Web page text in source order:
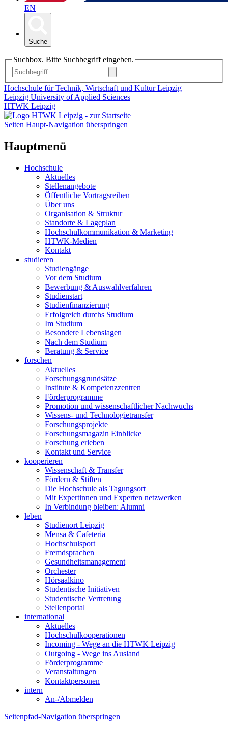
EN
Suche
Suchbox. Bitte Suchbegriff eingeben.
Hochschule für Technik, Wirtschaft und Kultur Leipzig
Leipzig University of Applied Sciences
HTWK Leipzig
Seiten Haupt-Navigation überspringen
Hauptmenü
Hochschule
Aktuelles
Stellenangebote
Öffentliche Vortragsreihen
Über uns
Organisation & Struktur
Standorte & Lageplan
Hochschulkommunikation & Marketing
HTWK-Medien
Kontakt
studieren
Studiengänge
Vor dem Studium
Bewerbung & Auswahlverfahren
Studienstart
Studienfinanzierung
Erfolgreich durchs Studium
Im Studium
Besondere Lebenslagen
Nach dem Studium
Beratung & Service
forschen
Aktuelles
Forschungsgrundsätze
Institute & Kompetenzzentren
Förderprogramme
Promotion und wissenschaftlicher Nachwuchs
Wissens- und Technologietransfer
Forschungsprojekte
Forschungsmagazin Einblicke
Forschung erleben
Kontakt und Service
kooperieren
Wissenschaft & Transfer
Fördern & Stiften
Die Hochschule als Tagungsort
Mit Expertinnen und Experten netzwerken
In Verbindung bleiben: Alumni
leben
Studienort Leipzig
Mensa & Cafeteria
Hochschulsport
Fremdsprachen
Gesundheitsmanagement
Orchester
Hörsaalkino
Studentische Initiativen
Studentische Vertretung
Stellenportal
international
Aktuelles
Hochschulkooperationen
Incoming - Wege an die HTWK Leipzig
Outgoing - Wege ins Ausland
Förderprogramme
Veranstaltungen
Kontaktpersonen
intern
An-/Abmelden
Seitenpfad-Navigation überspringen